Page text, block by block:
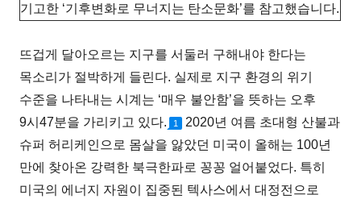
기고한 ‘기후변화로 무너지는 탄소문화’를 참고했습니다.
뜨겁게 달아오르는 지구를 서둘러 구해내야 한다는
목소리가 절박하게 들린다. 실제로 지구 환경의 위기
수준을 나타내는 시계는 ‘매우 불안함’을 뜻하는 오후
9시47분을 가리키고 있다.
1
2020년 여름 초대형 산불과
슈퍼 허리케인으로 몸살을 앓았던 미국이 올해는 100년
만에 찾아온 강력한 북극한파로 꽁꽁 얼어붙었다. 특히
미국의 에너지 자원이 집중된 텍사스에서 대정전으로